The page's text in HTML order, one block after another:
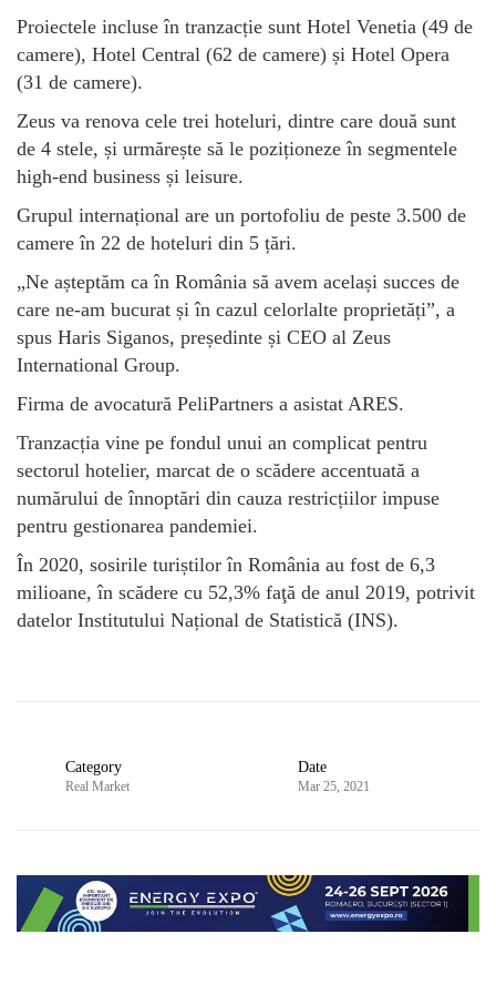
Proiectele incluse în tranzacție sunt Hotel Venetia (49 de
camere), Hotel Central (62 de camere) și Hotel Opera
(31 de camere).
Zeus va renova cele trei hoteluri, dintre care două sunt
de 4 stele, și urmărește să le poziționeze în segmentele
high-end business și leisure.
Grupul internațional are un portofoliu de peste 3.500 de
camere în 22 de hoteluri din 5 țări.
„Ne așteptăm ca în România să avem același succes de
care ne-am bucurat și în cazul celorlalte proprietăți”, a
spus Haris Siganos, președinte și CEO al Zeus
International Group.
Firma de avocatură PeliPartners a asistat ARES.
Tranzacția vine pe fondul unui an complicat pentru
sectorul hotelier, marcat de o scădere accentuată a
numărului de înnoptări din cauza restricțiilor impuse
pentru gestionarea pandemiei.
În 2020, sosirile turiștilor în România au fost de 6,3
milioane, în scădere cu 52,3% faţă de anul 2019, potrivit
datelor Institutului Național de Statistică (INS).
Category
Real Market
Date
Mar 25, 2021